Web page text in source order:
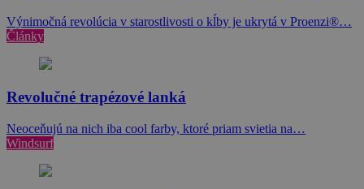
Výnimočná revolúcia v starostlivosti o kĺby je ukrytá v Proenzi®…
Články
Revolučné trapézové lanká
Neoceňujú na nich iba cool farby, ktoré priam svietia na…
Windsurf